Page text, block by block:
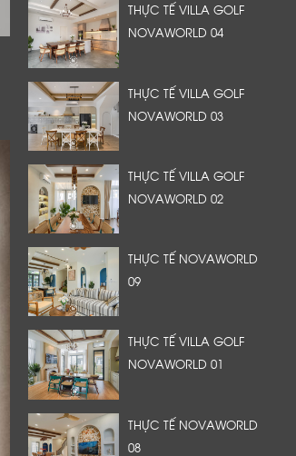
THỰC TẾ VILLA GOLF
NOVAWORLD 04
THỰC TẾ VILLA GOLF
NOVAWORLD 03
THỰC TẾ VILLA GOLF
NOVAWORLD 02
THỰC TẾ NOVAWORLD
09
THỰC TẾ VILLA GOLF
NOVAWORLD 01
THỰC TẾ NOVAWORLD
08